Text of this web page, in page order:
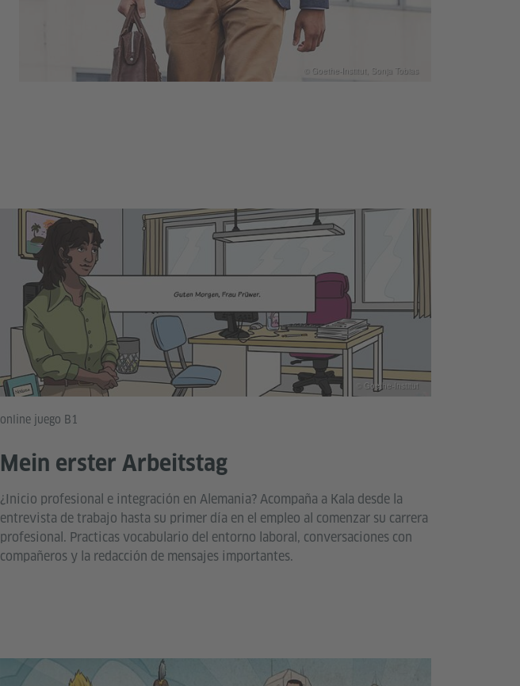
© Goethe-Institut, Sonja Tobias
online juego B1
Mein erster Arbeitstag
¿Inicio profesional e integración en Alemania? Acompaña a Kala desde la
entrevista de trabajo hasta su primer día en el empleo al comenzar su carrera
profesional. Practicas vocabulario del entorno laboral, conversaciones con
compañeros y la redacción de mensajes importantes.
© Goethe-Institut